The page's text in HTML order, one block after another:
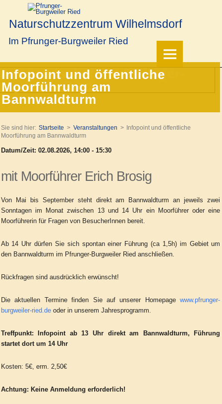
Naturschutzzentrum Wilhelmsdorf
Im Pfrunger-Burgweiler Ried
Infopoint und öffentliche
Moorführung am
Bannwaldturm
Sie sind hier: Startseite Veranstaltungen
Infopoint und öffentliche
Moorführung am Bannwaldturm
Datum/Zeit: 02.08.2026, 14:00 - 15:30
mit Moorführer Erich Brosig
Von Mai bis September steht direkt am Bannwaldturm an jeweils zwei
Sonntagen im Monat zwischen 13 und 14 Uhr ein Moorführer oder eine
Moorführerin für Fragen von BesucherInnen bereit.
Ab 14 Uhr dürfen Sie sich spontan einer Führung (ca 1,5h) im Gebiet um
den Bannwaldturm im Pfrunger-Burgweiler Ried anschließen.
Rückfragen sind ausdrücklich erwünscht!
Die aktuellen Termine finden Sie auf unserer Homepagewww.pfrunger-
burgweiler-ried.deoder in unserem Jahresprogramm.
Treffpunkt: Infopoint ab 13 Uhr direkt am Bannwaldturm, Führung
startet dort um 14 Uhr
Kosten: 5€, erm. 2,50€
Achtung: Keine Anmeldung erforderlich!